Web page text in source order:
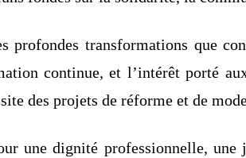
profondes transformations que
continue, et l’intérêt porté
des projets de réforme et de
une dignité professionnelle,